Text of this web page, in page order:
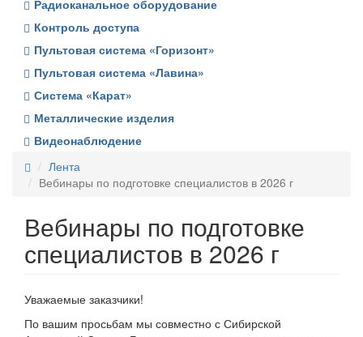
Радиоканальное оборудование
Контроль доступа
Пультовая система «Горизонт»
Пультовая система «Лавина»
Система «Карат»
Металлические изделия
Видеонаблюдение
Лента
Вебинары по подготовке специалистов в 2026 г
Вебинары по подготовке
специалистов в 2026 г
Уважаемые заказчики!
По вашим просьбам мы совместно с Сибирской